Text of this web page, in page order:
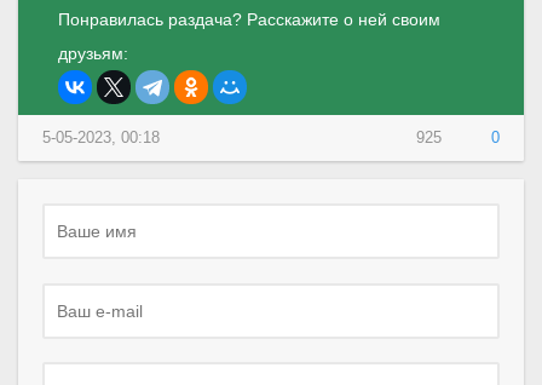
Понравилась раздача? Расскажите о ней своим
друзьям:
925 0
5-05-2023, 00:18